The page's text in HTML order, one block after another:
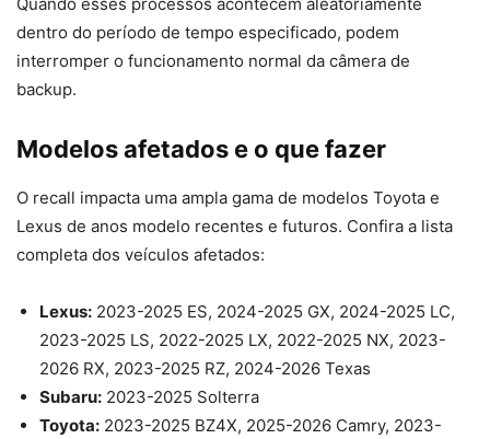
dentro do período de tempo especificado, podem
interromper o funcionamento normal da câmera de
backup.
Modelos afetados e o que fazer
O recall impacta uma ampla gama de modelos Toyota e
Lexus de anos modelo recentes e futuros. Confira a lista
completa dos veículos afetados:
Lexus: 2023-2025 ES, 2024-2025 GX, 2024-2025 LC,
2023-2025 LS, 2022-2025 LX, 2022-2025 NX, 2023-
2026 RX, 2023-2025 RZ, 2024-2026 Texas
Subaru: 2023-2025 Solterra
Toyota: 2023-2025 BZ4X, 2025-2026 Camry, 2023-